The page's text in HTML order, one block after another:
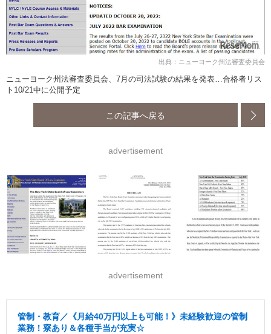
出典：ニューヨーク州法審査委員会
ニューヨーク州法審査委員会、7月の司法試験の結果を発表…合格者リス
ト10/21中に公開予定
この記事へ戻る
advertisement
advertisement
管制・教育／《月給40万円以上も可能！》未経験歓迎の管制
業務！寮あり＆各種手当が充実☆